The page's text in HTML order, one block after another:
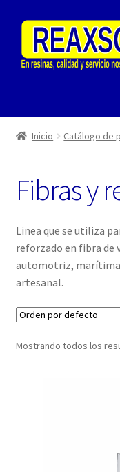
Saltar
navegación
Ir
contenido
Inicio Catálogo de
Fibras y
Linea que se utiliza
reforzado en fibra de
automotriz,
artesanal.
Mostrando todos los